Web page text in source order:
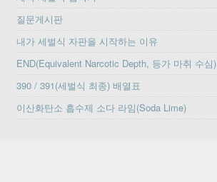
질문게시판
내가 세벌식 자판을 시작하는 이유
END(Equivalent Narcotic Depth, 등가 마취 수심)
390 / 391(세벌식 최종) 배열표
이산화탄소 흡수제 소다 라임(Soda Lime)